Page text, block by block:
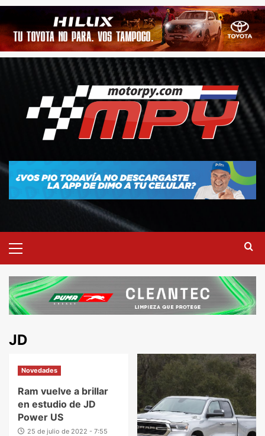
JD
Novedades
Ram vuelve a brillar
en estudio de JD
Power US
25 de julio de 2022 - 7:55